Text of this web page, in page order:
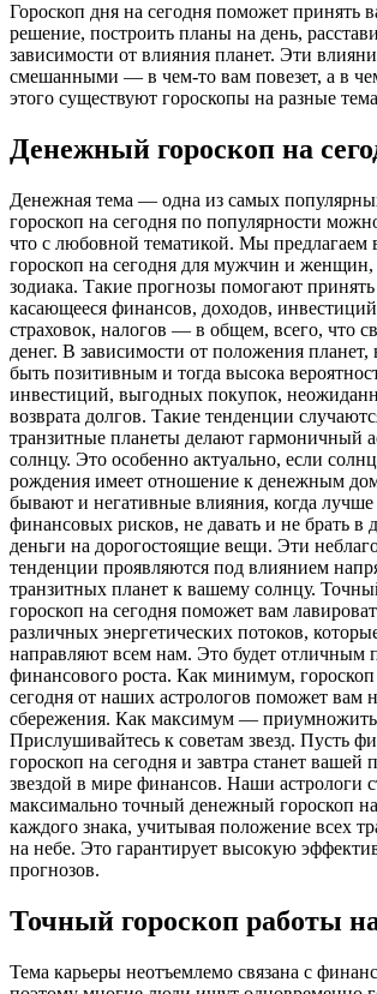
Гороскоп дня на сегодня поможет принять
решение, построить планы на день,
зависимости от влияния планет. Эти
смешанными — в чем-то вам повезет, а в
этого существуют гороскопы на разные
Денежный гороскоп на
Денежная тема — одна из самых
гороскоп на сегодня по популярности
что с любовной тематикой. Мы предлагаем
гороскоп на сегодня для мужчин и женщин,
зодиака. Такие прогнозы помогают
касающееся финансов, доходов,
страховок, налогов — в общем, всего, что
денег. В зависимости от положения
быть позитивным и тогда высока
инвестиций, выгодных покупок,
возврата долгов. Такие тенденции
транзитные планеты делают гармоничный
солнцу. Это особенно актуально, если
рождения имеет отношение к денежным
бывают и негативные влияния, когда лучше
финансовых рисков, не давать и не брать в
деньги на дорогостоящие вещи. Эти
тенденции проявляются под влиянием
транзитных планет к вашему солнцу.
гороскоп на сегодня поможет вам
различных энергетических потоков,
направляют всем нам. Это будет отличным
финансового роста. Как минимум, гороскоп
сегодня от наших астрологов поможет вам
сбережения. Как максимум —
Прислушивайтесь к советам звезд. Пусть
гороскоп на сегодня и завтра станет вашей
звездой в мире финансов. Наши астрологи
максимально точный денежный гороскоп
каждого знака, учитывая положение всех
на небе. Это гарантирует высокую
прогнозов.
Точный гороскоп работы
Тема карьеры неотъемлемо связана с